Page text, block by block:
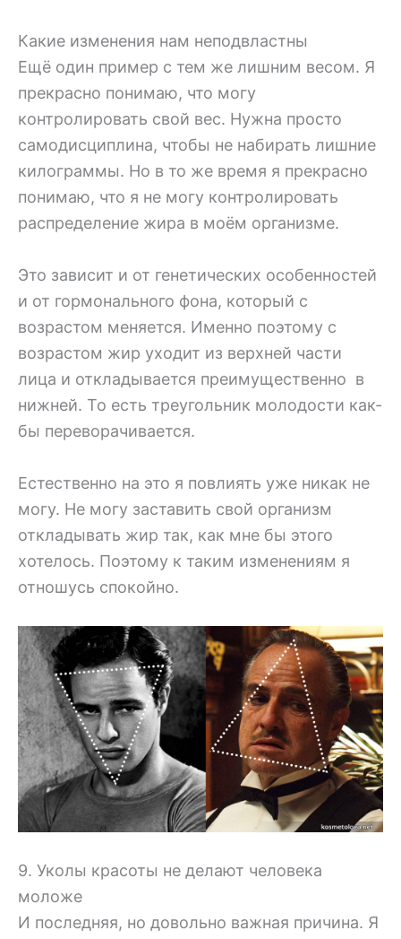
Какие изменения нам неподвластны
Ещё один пример с тем же лишним весом. Я
прекрасно понимаю, что могу
контролировать свой вес. Нужна просто
самодисциплина, чтобы не набирать лишние
килограммы. Но в то же время я прекрасно
понимаю, что я не могу контролировать
распределение жира в моём организме.
Это зависит и от генетических особенностей
и от гормонального фона, который с
возрастом меняется. Именно поэтому с
возрастом жир уходит из верхней части
лица и откладывается преимущественно в
нижней. То есть треугольник молодости как-
бы переворачивается.
Естественно на это я повлиять уже никак не
могу. Не могу заставить свой организм
откладывать жир так, как мне бы этого
хотелось. Поэтому к таким изменениям я
отношусь спокойно.
9. Уколы красоты не делают человека
моложе
И последняя, но довольно важная причина. Я